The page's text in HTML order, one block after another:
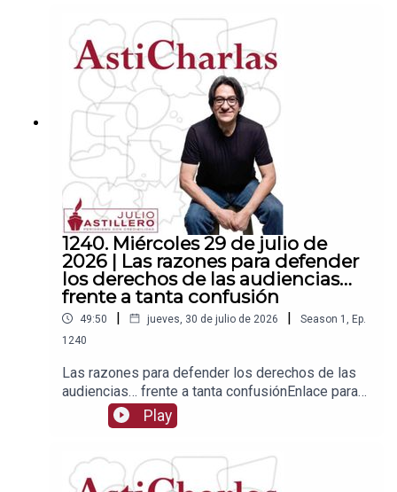
PayPal:https://www.paypal.me/julioastilleroCuent
a para hacer transferencias a cuenta BBVA a
nombre de Julio Hernández López:
1539408017CLABE: 012 320 01539408017
2Tienda:https://julioastillerotienda.com/
1240. Miércoles 29 de julio de
2026 | Las razones para defender
los derechos de las audiencias…
frente a tanta confusión
49:50 | jueves, 30 de julio de 2026 | Season 1
Ep.
1240
Las razones para defender los derechos de las
audiencias… frente a tanta confusiónEnlace para
apoyar vía
Patreon:https://www.patreon.com/julioastilleroEnl
PayPal:https://www.paypal.me/julioastilleroCuent
a para hacer transferencias a cuenta BBVA a
Play